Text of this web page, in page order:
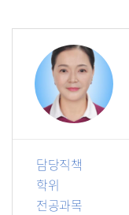
담당직책
학위
전공과목